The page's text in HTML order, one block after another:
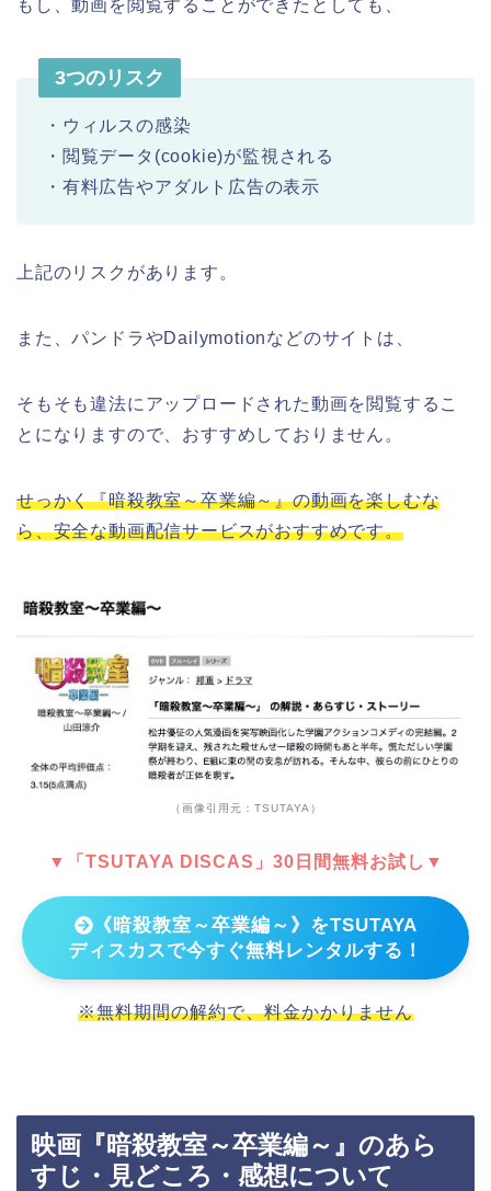
もし、動画を閲覧することができたとしても、
3つのリスク
・ウィルスの感染
・閲覧データ(cookie)が監視される
・有料広告やアダルト広告の表示
上記のリスクがあります。
また、パンドラやDailymotionなどのサイトは、
そもそも違法にアップロードされた動画を閲覧するこ
とになりますので、おすすめしておりません。
せっかく『暗殺教室～卒業編～』の動画を楽しむな
ら、安全な動画配信サービスがおすすめです。
（画像引用元：TSUTAYA）
▼「TSUTAYA DISCAS」30日間無料お試し▼
《暗殺教室～卒業編～》をTSUTAYA
ディスカスで今すぐ無料レンタルする！
※無料期間の解約で、料金かかりません
映画『暗殺教室～卒業編～』のあら
すじ・見どころ・感想について